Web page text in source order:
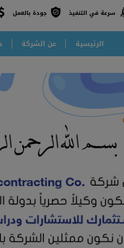
سرعة في التنفيذ جودة بالعمل
الرئيسية عن الشركة